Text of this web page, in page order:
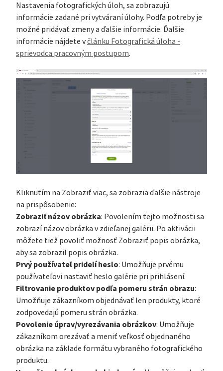
Nastavenia fotografických úloh, sa zobrazujú
informácie zadané pri vytváraní úlohy. Podľa potreby je
možné pridávať zmeny a ďalšie informácie. Ďalšie
informácie nájdete včlánku Fotografická úloha -
sprievodca pracovným postupom.
Kliknutím na Zobraziť viac, sa zobrazia ďalšie nástroje
na prispôsobenie:
Zobraziť názov obrázka: Povolením tejto možnosti sa
zobrazí názov obrázka v zdieľanej galérii. Po aktivácii
môžete tiež povoliť možnosť Zobraziť popis obrázka,
aby sa zobrazil popis obrázka.
Prvý používateľ pridelí heslo: Umožňuje prvému
používateľovi nastaviť heslo galérie pri prihlásení.
Filtrovanie produktov podľa pomeru strán obrazu:
Umožňuje zákazníkom objednávať len produkty, ktoré
zodpovedajú pomeru strán obrázka.
Povolenie úprav/vyrezávania obrázkov: Umožňuje
zákazníkom orezávať a meniť veľkosť objednaného
obrázka na základe formátu vybraného fotografického
produktu.